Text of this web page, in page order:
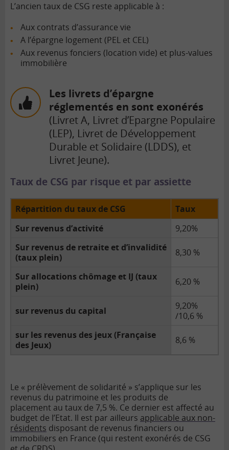
L’ancien taux de CSG reste applicable à :
Aux contrats d’assurance vie
A l’épargne logement (PEL et CEL)
Aux revenus fonciers (location vide) et plus-values
immobilière
Les livrets d’épargne
réglementés en sont exonérés
(Livret A, Livret d’Epargne Populaire
(LEP), Livret de Développement
Durable et Solidaire (LDDS), et
Livret Jeune).
Taux de CSG par risque et par assiette
Répartition du taux de CSG
Taux
Sur revenus d’activité
9,20%
Sur revenus de retraite et d’invalidité
(taux plein)
8,30 %
Sur allocations chômage et IJ (taux
plein)
6,20 %
sur revenus du capital
9,20%
/10,6 %
sur les revenus des jeux (Française
des Jeux)
8,6 %
Le « prélèvement de solidarité » s’applique sur les
revenus du patrimoine et les produits de
placement au taux de 7,5 %. Ce dernier est affecté au
budget de l’Etat. Il est par ailleurs applicable aux non-
résidents disposant de revenus financiers ou
immobiliers en France (qui restent exonérés de CSG